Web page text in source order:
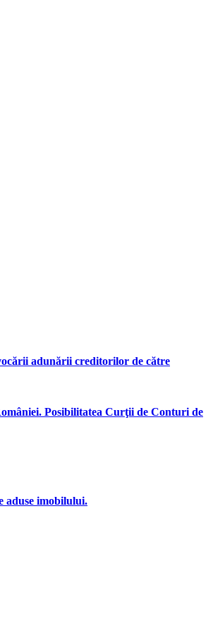
adunării creditorilor de către
Posibilitatea Curţii de Conturi de
aduse imobilului.